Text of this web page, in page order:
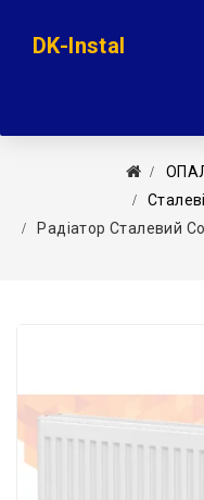
DK-Instal
Радіатор Сталевий